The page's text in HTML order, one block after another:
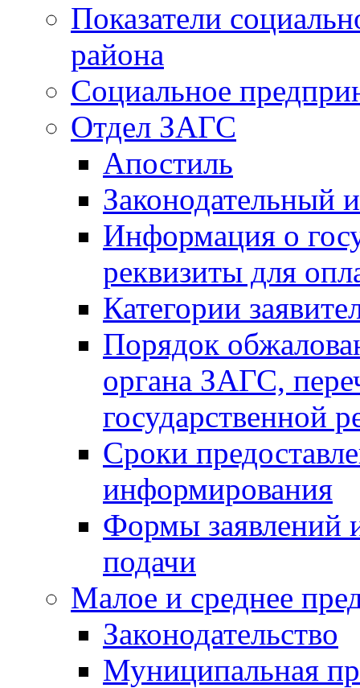
Показатели
района
Социальное
Отдел ЗАГС
Апостиль
Законодательный
Информация о
реквизиты для
Категории
Порядок
органа ЗАГС,
государственной
Сроки
информирования
Формы заявлений
подачи
Малое и среднее
Законодательство
Муниципальная